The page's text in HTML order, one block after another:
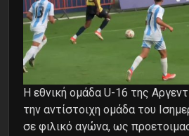
Η εθνική ομάδα U-16 της
την αντίστοιχη ομάδα του
σε φιλικό αγώνα, ως